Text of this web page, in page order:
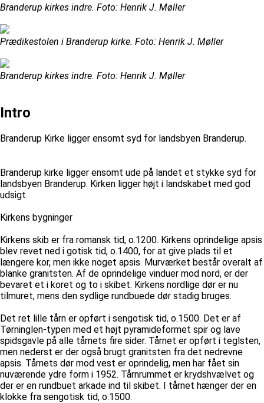
Branderup kirkes indre. Foto: Henrik J. Møller
Prædikestolen i Branderup kirke. Foto: Henrik J. Møller
Branderup kirkes indre. Foto: Henrik J. Møller
Intro
Branderup Kirke ligger ensomt syd for landsbyen Branderup.
Branderup kirke ligger ensomt ude på landet et stykke syd for
landsbyen Branderup. Kirken ligger højt i landskabet med god
udsigt.
Kirkens bygninger
Kirkens skib er fra romansk tid, o.1200. Kirkens oprindelige apsis
blev revet ned i gotisk tid, o.1400, for at give plads til et
længere kor, men ikke noget apsis. Murværket består overalt af
blanke granitsten. Af de oprindelige vinduer mod nord, er der
bevaret et i koret og to i skibet. Kirkens nordlige dør er nu
tilmuret, mens den sydlige rundbuede dør stadig bruges.
Det ret lille tårn er opført i sengotisk tid, o.1500. Det er af
Tørninglen-typen med et højt pyramideformet spir og lave
spidsgavle på alle tårnets fire sider. Tårnet er opført i teglsten,
men nederst er der også brugt granitsten fra det nedrevne
apsis. Tårnets dør mod vest er oprindelig, men har fået sin
nuværende ydre form i 1952. Tårnrummet er krydshvælvet og
der er en rundbuet arkade ind til skibet. I tårnet hænger der en
klokke fra sengotisk tid, o.1500.